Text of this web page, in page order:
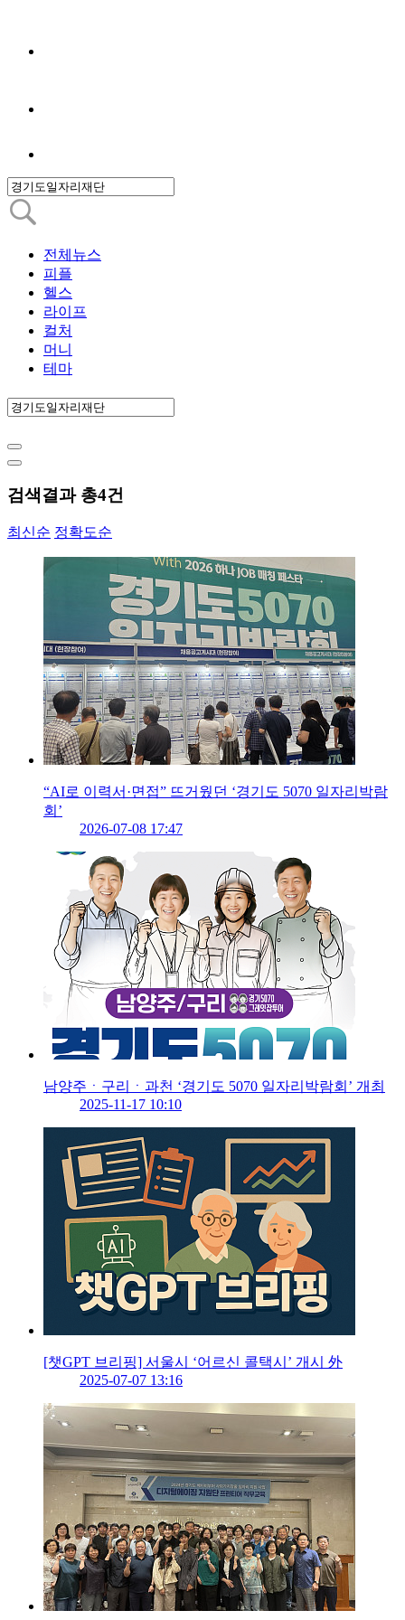
전체뉴스
피플
헬스
라이프
컬처
머니
테마
검색결과 총4건
최신순 정확도순
“AI로 이력서·면접” 뜨거웠던 ‘경기도 5070 일자리박람
회’
2026-07-08 17:47
남양주ㆍ구리ㆍ과천 ‘경기도 5070 일자리박람회’ 개최
2025-11-17 10:10
[챗GPT 브리핑] 서울시 ‘어르신 콜택시’ 개시 外
2025-07-07 13:16